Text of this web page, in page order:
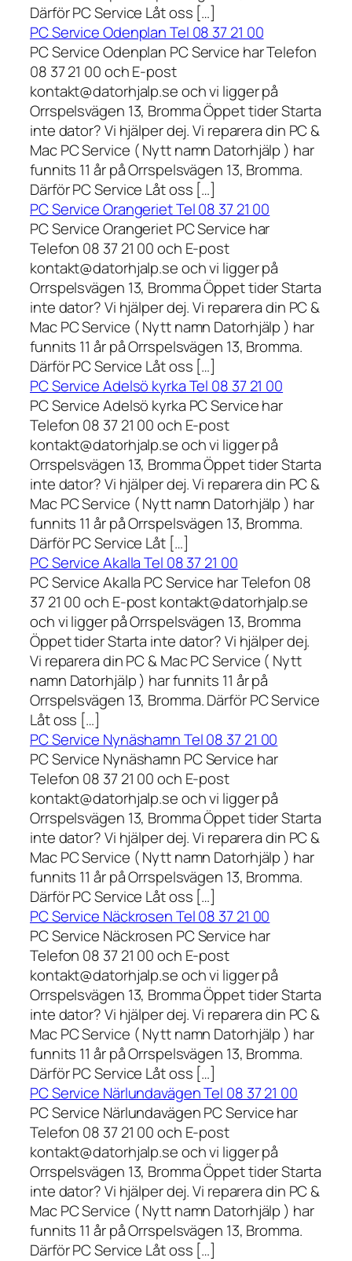
Därför PC Service Låt oss […]
PC Service Odenplan Tel 08 37 21 00
PC Service Odenplan PC Service har Telefon
08 37 21 00 och E-post
kontakt@datorhjalp.se och vi ligger på
Orrspelsvägen 13, Bromma Öppet tider Starta
inte dator? Vi hjälper dej. Vi reparera din PC &
Mac PC Service ( Nytt namn Datorhjälp ) har
funnits 11 år på Orrspelsvägen 13, Bromma.
Därför PC Service Låt oss […]
PC Service Orangeriet Tel 08 37 21 00
PC Service Orangeriet PC Service har
Telefon 08 37 21 00 och E-post
kontakt@datorhjalp.se och vi ligger på
Orrspelsvägen 13, Bromma Öppet tider Starta
inte dator? Vi hjälper dej. Vi reparera din PC &
Mac PC Service ( Nytt namn Datorhjälp ) har
funnits 11 år på Orrspelsvägen 13, Bromma.
Därför PC Service Låt oss […]
PC Service Adelsö kyrka Tel 08 37 21 00
PC Service Adelsö kyrka PC Service har
Telefon 08 37 21 00 och E-post
kontakt@datorhjalp.se och vi ligger på
Orrspelsvägen 13, Bromma Öppet tider Starta
inte dator? Vi hjälper dej. Vi reparera din PC &
Mac PC Service ( Nytt namn Datorhjälp ) har
funnits 11 år på Orrspelsvägen 13, Bromma.
Därför PC Service Låt […]
PC Service Akalla Tel 08 37 21 00
PC Service Akalla PC Service har Telefon 08
37 21 00 och E-post kontakt@datorhjalp.se
och vi ligger på Orrspelsvägen 13, Bromma
Öppet tider Starta inte dator? Vi hjälper dej.
Vi reparera din PC & Mac PC Service ( Nytt
namn Datorhjälp ) har funnits 11 år på
Orrspelsvägen 13, Bromma. Därför PC Service
Låt oss […]
PC Service Nynäshamn Tel 08 37 21 00
PC Service Nynäshamn PC Service har
Telefon 08 37 21 00 och E-post
kontakt@datorhjalp.se och vi ligger på
Orrspelsvägen 13, Bromma Öppet tider Starta
inte dator? Vi hjälper dej. Vi reparera din PC &
Mac PC Service ( Nytt namn Datorhjälp ) har
funnits 11 år på Orrspelsvägen 13, Bromma.
Därför PC Service Låt oss […]
PC Service Näckrosen Tel 08 37 21 00
PC Service Näckrosen PC Service har
Telefon 08 37 21 00 och E-post
kontakt@datorhjalp.se och vi ligger på
Orrspelsvägen 13, Bromma Öppet tider Starta
inte dator? Vi hjälper dej. Vi reparera din PC &
Mac PC Service ( Nytt namn Datorhjälp ) har
funnits 11 år på Orrspelsvägen 13, Bromma.
Därför PC Service Låt oss […]
PC Service Närlundavägen Tel 08 37 21 00
PC Service Närlundavägen PC Service har
Telefon 08 37 21 00 och E-post
kontakt@datorhjalp.se och vi ligger på
Orrspelsvägen 13, Bromma Öppet tider Starta
inte dator? Vi hjälper dej. Vi reparera din PC &
Mac PC Service ( Nytt namn Datorhjälp ) har
funnits 11 år på Orrspelsvägen 13, Bromma.
Därför PC Service Låt oss […]